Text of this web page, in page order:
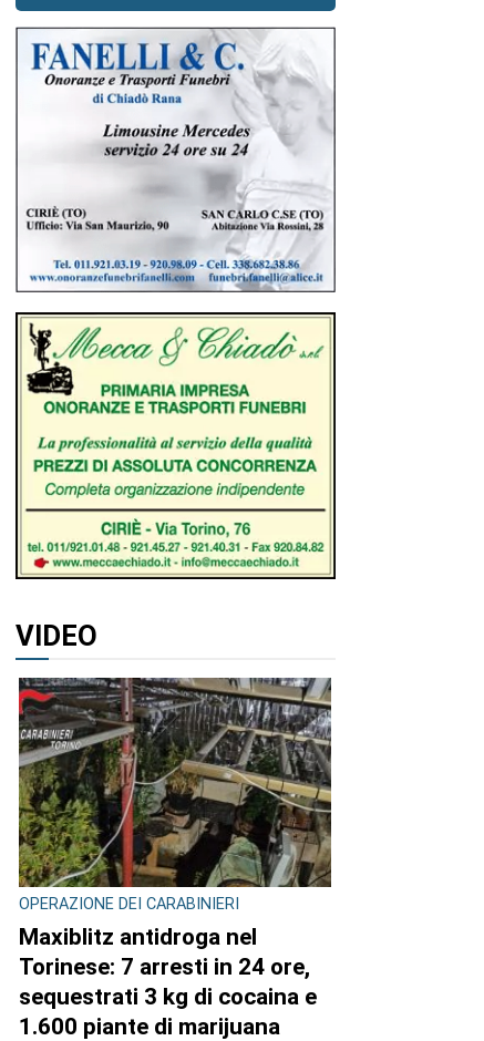
VIDEO
OPERAZIONE DEI CARABINIERI
Maxiblitz antidroga nel
Torinese: 7 arresti in 24 ore,
sequestrati 3 kg di cocaina e
1.600 piante di marijuana